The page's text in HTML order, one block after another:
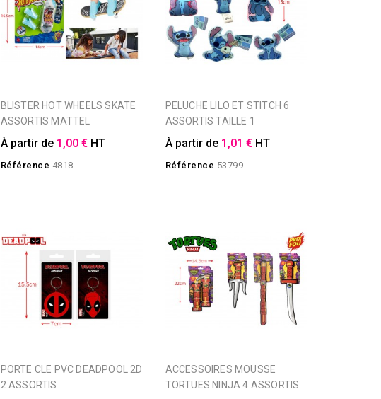
BLISTER HOT WHEELS SKATE
ASSORTIS MATTEL
À partir de 1,00 € HT
Référence 4818
PELUCHE LILO ET STITCH 6
ASSORTIS TAILLE 1
À partir de 1,01 € HT
Référence 53799
PORTE CLE PVC DEADPOOL 2D
2 ASSORTIS
ACCESSOIRES MOUSSE
TORTUES NINJA 4 ASSORTIS